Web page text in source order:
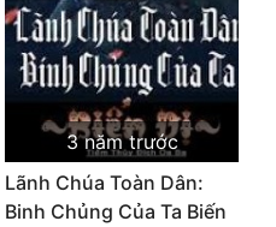
3 năm trước
Lãnh Chúa Toàn Dân:
Binh Chủng Của Ta Biến